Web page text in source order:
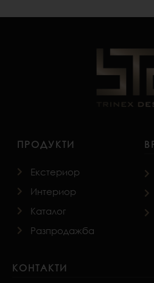
ПРОДУКТИ
Екстериор
Интериор
Каталог
Разпродажба
КОНТАКТИ